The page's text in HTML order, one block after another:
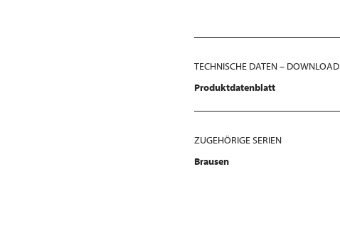
TECHNISCHE DATEN – DOWNLOAD
Produktdatenblatt
ZUGEHÖRIGE SERIEN
Brausen